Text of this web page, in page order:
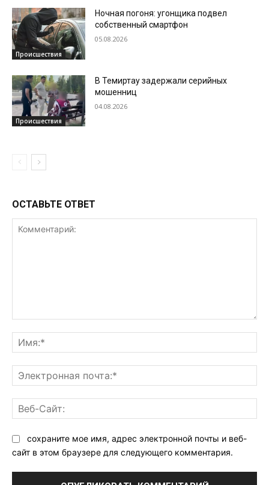
Происшествия
Ночная погоня: угонщика подвел
собственный смартфон
05.08.2026
Происшествия
В Темиртау задержали серийных
мошенниц
04.08.2026
ОСТАВЬТЕ ОТВЕТ
сохраните мое имя, адрес электронной почты и веб-
сайт в этом браузере для следующего комментария.